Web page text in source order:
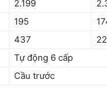
2.199
195
437
Tự động 6 cấp
Cầu trước